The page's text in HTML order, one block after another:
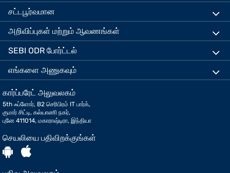
சட்டபூர்வமான
அறிவிப்புகள் மற்றும் ஆவணங்கள்
SEBI ODR போர்ட்டல்
எங்களை அணுகவும்
கார்ப்பரேட் அலுவலகம்
5th ஃப்ளோர், B2 செரிபிரம் IT பார்க்,
குமார் சிட்டி, கல்யாணி நகர்,
புனே 411014, மகாராஷ்டிரா, இந்தியா
செயலியை பதிவிறக்குங்கள்